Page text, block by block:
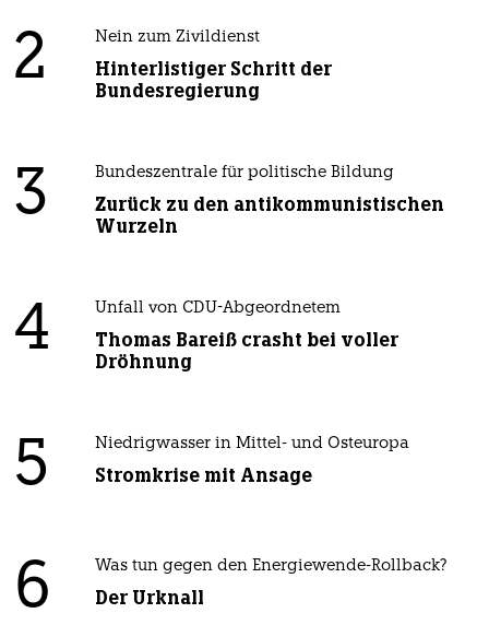
2 Nein zum Zivildienst
Hinterlistiger Schritt der
Bundesregierung
3 Bundeszentrale für politische Bildung
Zurück zu den antikommunistischen
Wurzeln
4 Unfall von CDU-Abgeordnetem
Thomas Bareiß crasht bei voller
Dröhnung
5 Niedrigwasser in Mittel- und Osteuropa
Stromkrise mit Ansage
6 Was tun gegen den Energiewende-Rollback?
Der Urknall